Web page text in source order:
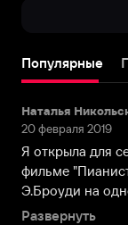
Нью-
Йорке
семье
фотожурналистки
Сильвии
Плачи
и
учителя
Популярные
Наталья
20 февраля 2019
Я открыла для
фильме
Э.Броуди на
длинны...
Развернуть